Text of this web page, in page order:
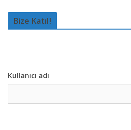
Bize Katıl!
Kullanıcı adı